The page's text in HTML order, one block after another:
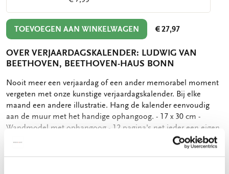
Ludwig
van
Beethoven,
Beethoven-
Bonn
TOEVOEGEN AAN WINKELWAGEN € 27,97
OVER VERJAARDAGSKALENDER: LUDWIG VAN
BEETHOVEN, BEETHOVEN-HAUS BONN
OMSCHRIJVING
Nooit meer een verjaardag of een ander memorabel moment
vergeten met onze kunstige verjaardagskalender. Bij elke
maand een andere illustratie. Hang de kalender eenvoudig
aan de muur met het handige ophangoog. - 17 x 30 cm -
Wandmodel met ophangoog - 12 pagina's net ieder een eigen
maand - Elke maand een eigen afbeelding - 100 grms houtvrij,
Bekijk meer